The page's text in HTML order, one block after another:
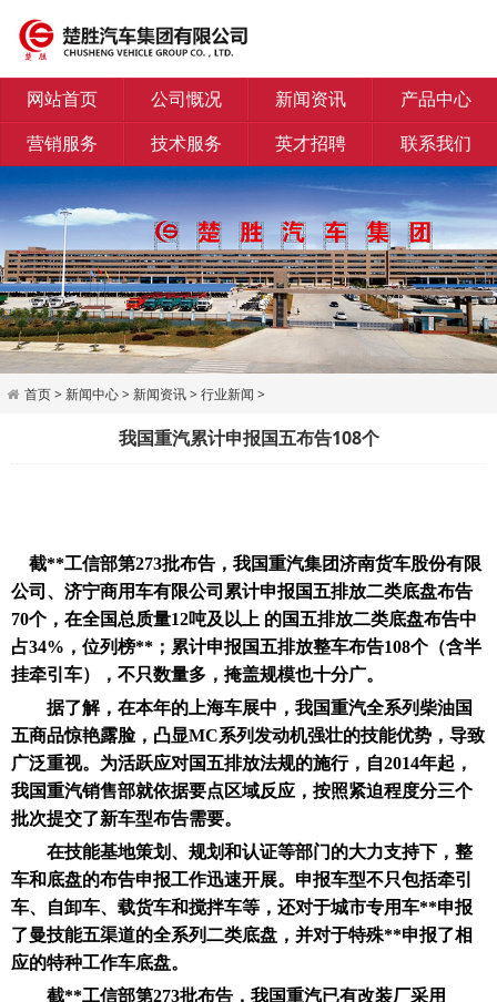
网站首页 公司慨况 新闻资讯
产品中心
营销服务
技术服务 英才招聘 联系我们
首页> 新闻中心> 新闻资讯>行业新闻 >
我国重汽累计申报国五布告108个
截**工信部第273批布告，我国重汽集团济南货车股份有限
公司、济宁商用车有限公司累计申报国五排放二类底盘布告
70个，在全国总质量12吨及以上 的国五排放二类底盘布告中
占34%，位列榜**；累计申报国五排放整车布告108个（含半
挂牵引车），不只数量多，掩盖规模也十分广。
据了解，在本年的上海车展中，我国重汽全系列柴油国
五商品惊艳露脸，凸显MC系列发动机强壮的技能优势，导致
广泛重视。为活跃应对国五排放法规的施行，自2014年起，
我国重汽销售部就依据要点区域反应，按照紧迫程度分三个
批次提交了新车型布告需要。
在技能基地策划、规划和认证等部门的大力支持下，整
车和底盘的布告申报工作迅速开展。申报车型不只包括牵引
车、自卸车、载货车和搅拌车等，还对于城市专用车**申报
了曼技能五渠道的全系列二类底盘，并对于特殊**申报了相
应的特种工作车底盘。
截**工信部第273批布告，我国重汽已有改装厂采用